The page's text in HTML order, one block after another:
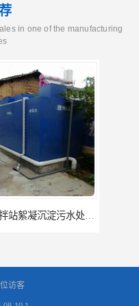
in one of the manufacturing
位访客